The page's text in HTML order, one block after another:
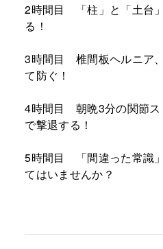
2時間目 「柱」と「土台
る！
3時間目 椎間板ヘルニア
て防ぐ！
4時間目 朝晩3分の関節ス
で撃退する！
5時間目 「間違った常識
てはいませんか？